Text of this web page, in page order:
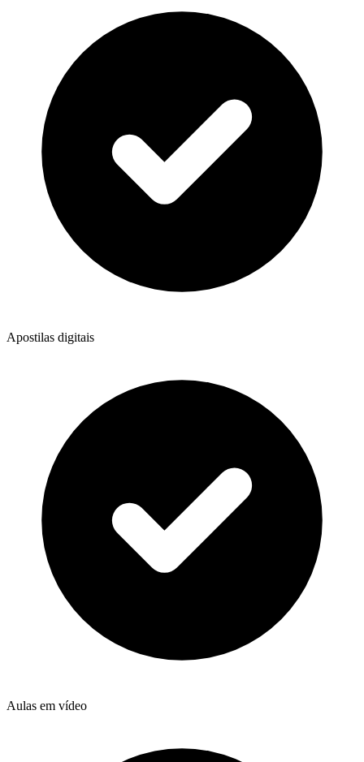
Apostilas digitais
Aulas em vídeo